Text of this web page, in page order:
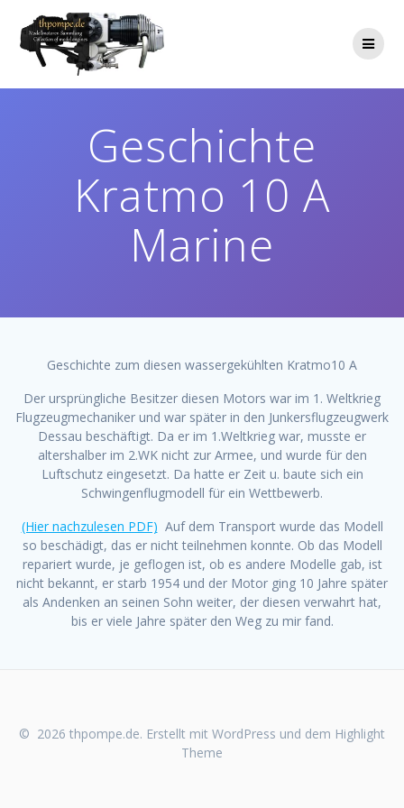
Geschichte
Kratmo 10 A
Marine
Geschichte zum diesen wassergekühlten Kratmo10 A
Der ursprüngliche Besitzer diesen Motors war im 1. Weltkrieg
Flugzeugmechaniker und war später in den Junkersflugzeugwerk
Dessau beschäftigt. Da er im 1.Weltkrieg war, musste er
altershalber im 2.WK nicht zur Armee, und wurde für den
Luftschutz eingesetzt. Da hatte er Zeit u. baute sich ein
Schwingenflugmodell für ein Wettbewerb.
(Hier nachzulesen PDF) Auf dem Transport wurde das Modell
so beschädigt, das er nicht teilnehmen konnte. Ob das Modell
repariert wurde, je geflogen ist, ob es andere Modelle gab, ist
nicht bekannt, er starb 1954 und der Motor ging 10 Jahre später
als Andenken an seinen Sohn weiter, der diesen verwahrt hat,
bis er viele Jahre später den Weg zu mir fand.
© 2026 thpompe.de. Erstellt mit WordPress und dem Highlight
Theme